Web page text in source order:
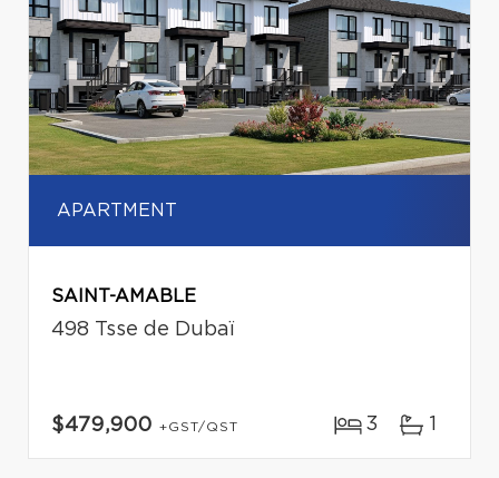
APARTMENT
SAINT-AMABLE
498 Tsse de Dubaï
$479,900 +GST/QST 3 1